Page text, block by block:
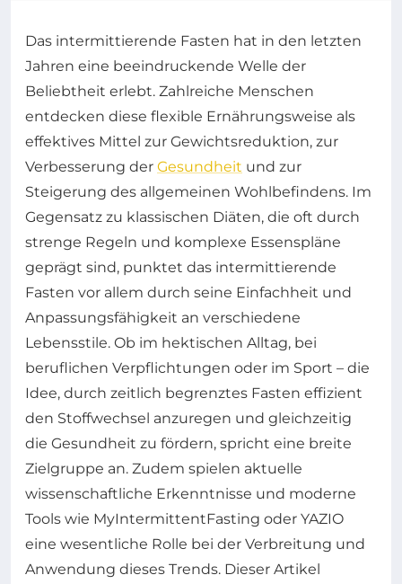
Das intermittierende Fasten hat in den letzten
Jahren eine beeindruckende Welle der
Beliebtheit erlebt. Zahlreiche Menschen
entdecken diese flexible Ernährungsweise als
effektives Mittel zur Gewichtsreduktion, zur
Verbesserung der Gesundheit und zur
Steigerung des allgemeinen Wohlbefindens. Im
Gegensatz zu klassischen Diäten, die oft durch
strenge Regeln und komplexe Essenspläne
geprägt sind, punktet das intermittierende
Fasten vor allem durch seine Einfachheit und
Anpassungsfähigkeit an verschiedene
Lebensstile. Ob im hektischen Alltag, bei
beruflichen Verpflichtungen oder im Sport – die
Idee, durch zeitlich begrenztes Fasten effizient
den Stoffwechsel anzuregen und gleichzeitig
die Gesundheit zu fördern, spricht eine breite
Zielgruppe an. Zudem spielen aktuelle
wissenschaftliche Erkenntnisse und moderne
Tools wie MyIntermittentFasting oder YAZIO
eine wesentliche Rolle bei der Verbreitung und
Anwendung dieses Trends. Dieser Artikel